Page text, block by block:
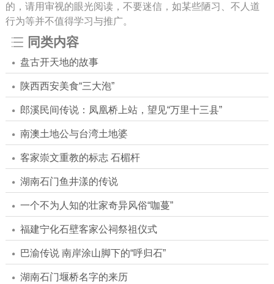
的，请用审视的眼光阅读，不要迷信，如某些陋习、不人道
行为等并不值得学习与推广。
同类内容
盘古开天地的故事
陕西西安美食“三大泡”
郎溪民间传说：凤凰桥上站，望见“万里十三县”
南澳土地公与台湾土地婆
客家崇文重教的标志 石楣杆
湖南石门鱼井漾的传说
一个不为人知的壮家奇异风俗“咖蔓”
福建宁化石壁客家公祠祭祖仪式
巴渝传说 南岸涂山脚下的“呼归石”
湖南石门堰桥名字的来历